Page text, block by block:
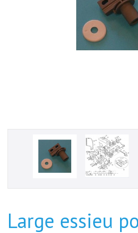
Large essieu